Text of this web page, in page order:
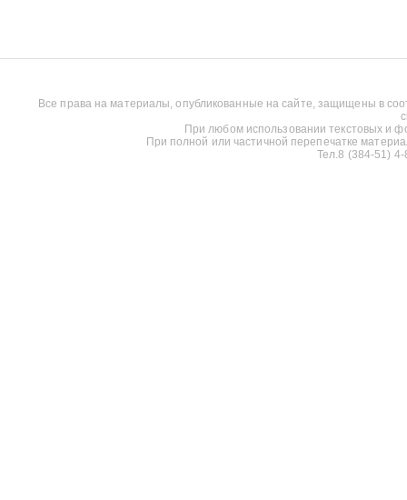
Все права на материалы, опубликованные на сайте, защищены в
При любом использовании текстовых и
При полной или частичной перепечатке
Тел.8 (384-51)